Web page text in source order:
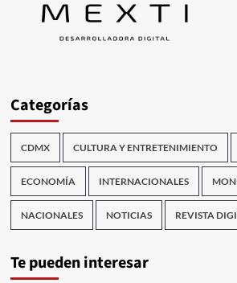
Categorías
CDMX CULTURA Y ENTRETENIMIENTO
ECONOMÍA INTERNACIONALES
NACIONALES NOTICIAS REVISTA
Te pueden interesar